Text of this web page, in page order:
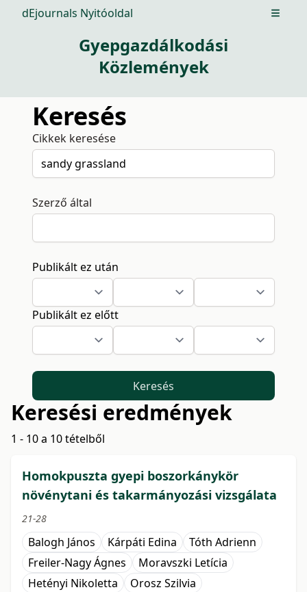
dEjournals Nyitóoldal Open
Gyepgazdálkodási
Közlemények
Keresés
Cikkek keresése
Szerző által
Publikált ez után
Publikált ez előtt
Keresés
Keresési eredmények
1 - 10 a 10 tételből
Homokpuszta gyepi boszorkánykör
növénytani és takarmányozási vizsgálata
21-28
Balogh János Kárpáti Edina
Tóth Adrienn
Freiler-Nagy Ágnes
Moravszki Letícia
Hetényi Nikoletta
Orosz Szilvia